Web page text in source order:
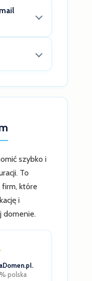
hosting i
wiedzy
szybko i
To
które
i
domenie.
polska